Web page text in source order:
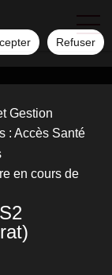
Refuser
Gestion
: Accès Santé
en cours de